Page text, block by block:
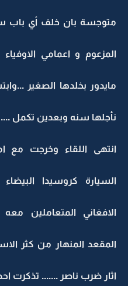
متوجسة بان خلف أي باب
المزعوم و اعمامي
مايدور بخلدها الصغير
نأجلها سنه وبعدين تكمل ....
انتهى اللقاء وخرجت
السيارة كروسيدا
الافغاني المتعاملين
المقعد المنهار من كثر
اثار ضرب ناصر ....... تذكرت